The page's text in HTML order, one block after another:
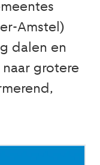
Amstel)
dalen en
grotere